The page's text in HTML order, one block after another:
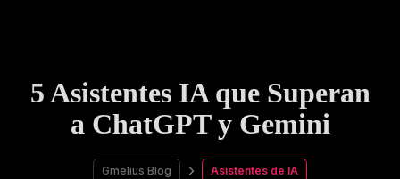
5 Asistentes IA que Superan
a ChatGPT y Gemini
Gmelius Blog Asistentes de IA